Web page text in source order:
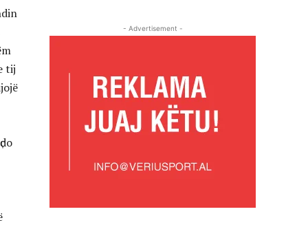
tij
- Advertisement -